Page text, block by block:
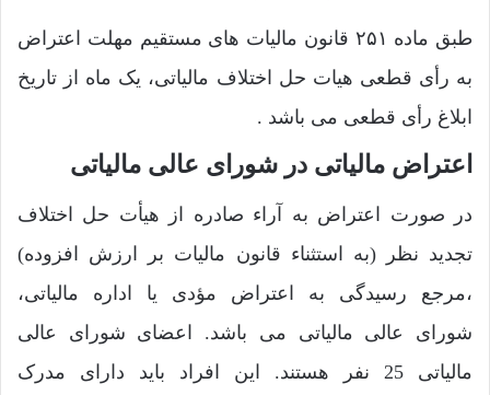
طبق ماده ۲۵۱ قانون مالیات های مستقیم مهلت اعتراض
به رأی قطعی هیات حل اختلاف مالیاتی، یک ماه از تاریخ
ابلاغ رأی قطعی می باشد .
اعتراض مالیاتی در شورای عالی مالیاتی
در صورت اعتراض به آراء صادره از هیأت حل اختلاف
تجدید نظر (به استثناء قانون مالیات بر ارزش افزوده)
،مرجع رسیدگی به اعتراض مؤدی یا اداره مالیاتی،
شورای عالی مالیاتی می باشد. اعضای شورای عالی
مالیاتی 25 نفر هستند. این افراد باید دارای مدرک